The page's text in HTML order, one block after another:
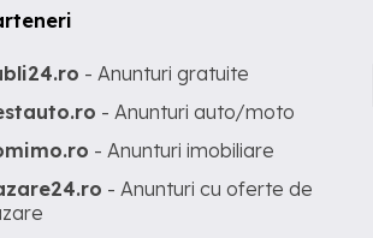
- Anunturi gratuite
- Anunturi auto/moto
- Anunturi imobiliare
- Anunturi cu oferte de